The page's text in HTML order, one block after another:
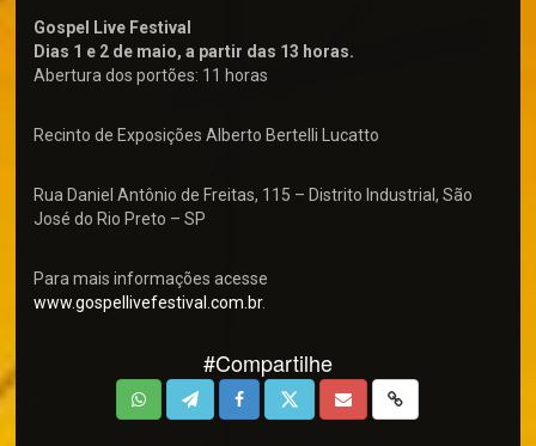
Gospel Live Festival
Dias 1 e 2 de maio, a partir das 13 horas.
Abertura dos portões: 11 horas
Recinto de Exposições Alberto Bertelli Lucatto
Rua Daniel Antônio de Freitas, 115 – Distrito Industrial, São
José do Rio Preto – SP
Para mais informações acesse
www.gospellivefestival.com .br.
#Compartilhe